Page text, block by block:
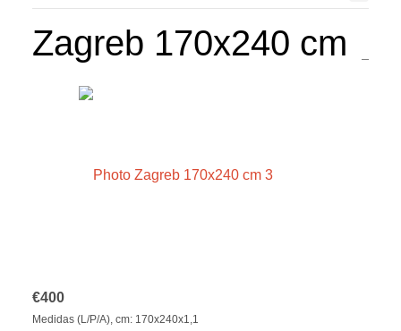
Zagreb 170x240 cm
€400
Medidas (L/P/A), cm: 170x240x1,1